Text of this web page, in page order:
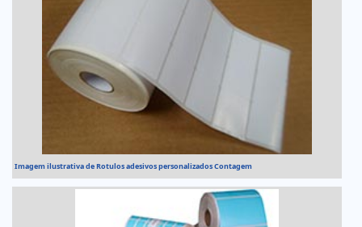
Imagem ilustrativa de Rotulos adesivos personalizados Contagem